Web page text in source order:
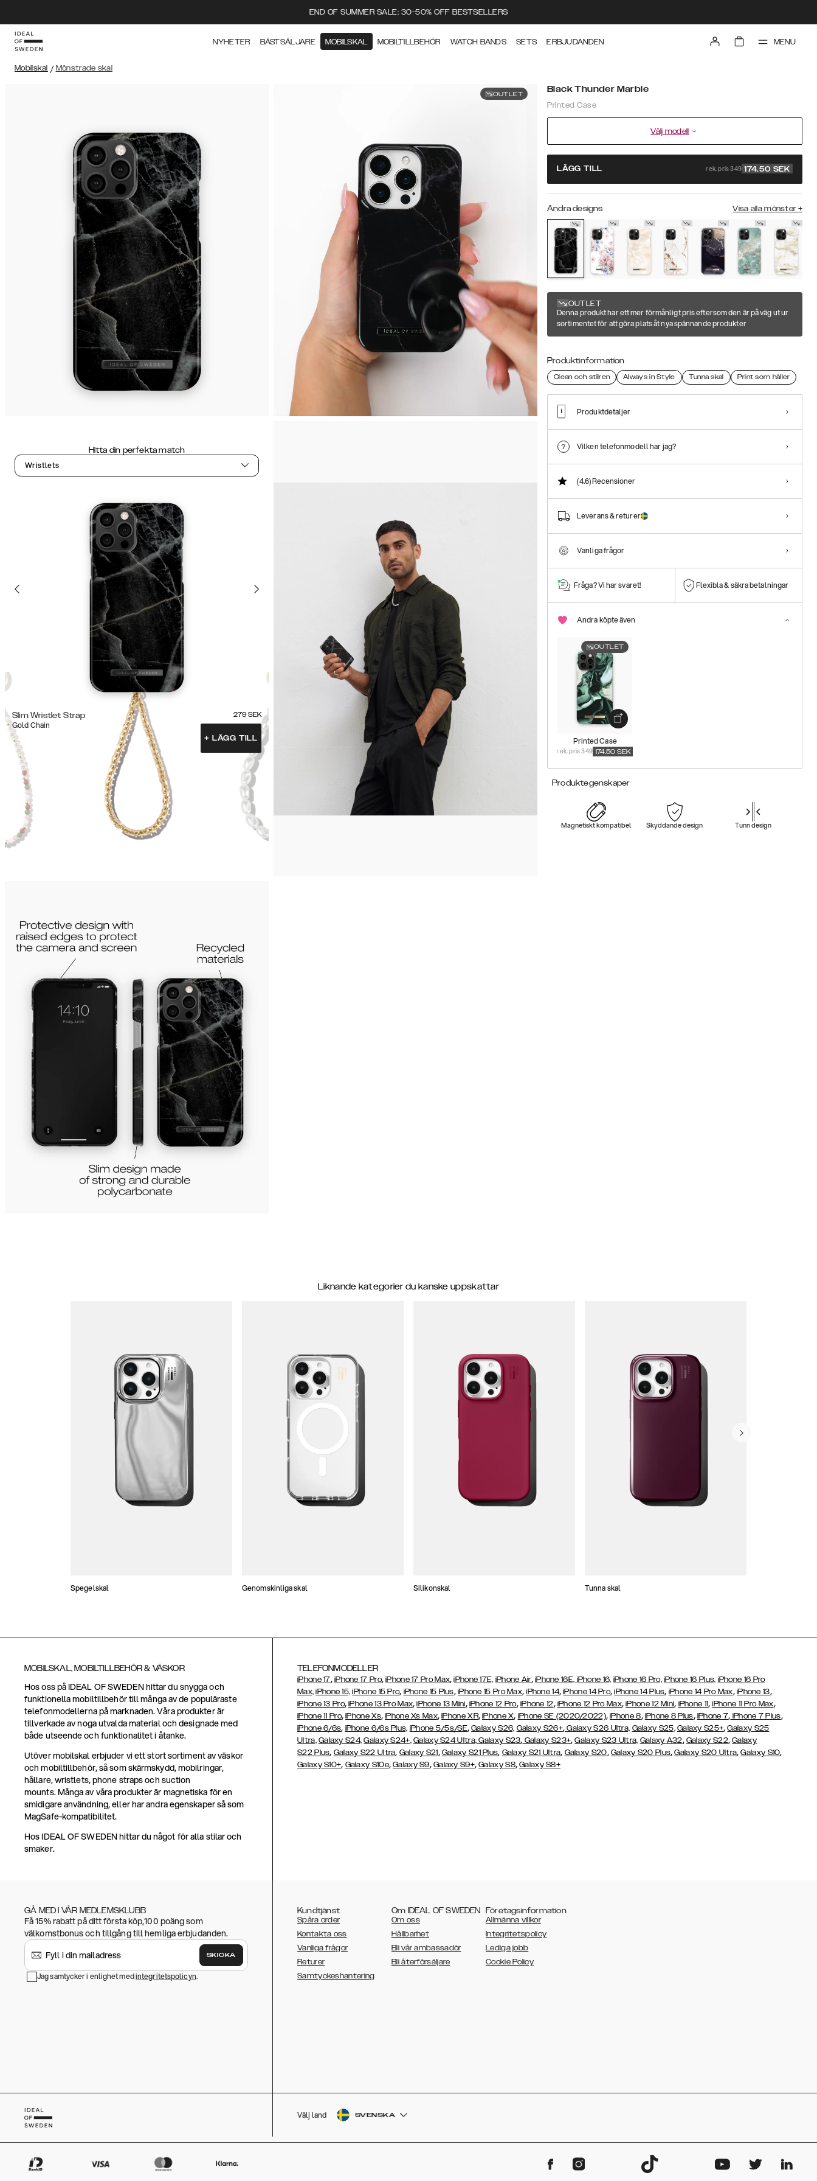
END OF SUMMER SALE: 30-50% OFF BESTSELLERS
NYHETER BÄSTSÄLJARE MOBILSKAL MOBILTILLBEHÖR WATCH BANDS SETS ERBJUDANDEN MENU
Mobilskal / Mönstrade skal
OUTLET
Hitta din perfekta match
Wristlets
Slim Wristlet Strap
Gold Chain
279 SEK
+ LÄGG TILL
Black Thunder Marble
Printed Case
Välj modell
LÄGG TILL rek. pris 349 174.50 SEK
Andra designs Visa alla mönster +
OUTLET
Denna produkt har ett mer förmånligt pris eftersom den är på väg ut ur
sortimentet för att göra plats åt nya spännande produkter
Produktinformation
Clean och stilren Always in Style Tunna skal Print som håller
Produktdetaljer
Vilken telefonmodell har jag?
(4.6)Recensioner
Leverans & returer
Vanliga frågor
Fråga? Vi har svaret! Flexibla & säkra betalningar
Andra köpte även
OUTLET
Printed Case
rek. pris 349 174.50 SEK
Produktegenskaper
Magnetiskt kompatibel Skyddande design Tunn design
Liknande kategorier du kanske uppskattar
Spegelskal Genomskinliga skal Silikonskal Tunna skal
MOBILSKAL, MOBILTILLBEHÖR & VÄSKOR
Hos oss på IDEAL OF SWEDEN hittar du snygga och
funktionella mobiltillbehör till många av de populäraste
telefonmodellerna på marknaden. Våra produkter är
tillverkade av noga utvalda material och designade med
både utseende och funktionalitet i åtanke.
Utöver mobilskal erbjuder vi ett stort sortiment av väskor
och mobiltillbehör, så som skärmskydd, mobilringar,
hållare, wristlets, phone straps och suction
mounts. Många av våra produkter är magnetiska för en
smidigare användning, eller har andra egenskaper så som
MagSafe-kompatibilitet.
Hos IDEAL OF SWEDEN hittar du något för alla stilar och
smaker.
TELEFONMODELLER
iPhone 17, iPhone 17 Pro,iPhone 17 Pro Max,iPhone 17E, iPhone Air, iPhone 16E, iPhone 16, iPhone 16 Pro, iPhone 16 Plus, iPhone 16 Pro
Max, iPhone 15, iPhone 15 Pro, iPhone 15 Plus, iPhone 15 Pro Max,iPhone 14,iPhone 14 Pro,iPhone 14 Plus, iPhone 14 Pro Max, iPhone 13,
iPhone 13 Pro,iPhone 13 Pro Max,iPhone 13 Mini, iPhone 12 Pro, iPhone 12, iPhone 12 Pro Max,iPhone 12 Mini, iPhone 11,iPhone 11 Pro Max,
iPhone 11 Pro,iPhone Xs,iPhone Xs Max,iPhone XR,iPhone X, iPhone SE (2020/2022),iPhone 8, iPhone 8 Plus, iPhone 7, iPhone 7 Plus,
iPhone 6/6s, iPhone 6/6s Plus, iPhone 5/5s/SE,Galaxy S26, Galaxy S26+,Galaxy S26 Ultra, Galaxy S25, Galaxy S25+,Galaxy S25
Ultra, Galaxy S24, Galaxy S24+, Galaxy S24 Ultra, Galaxy S23, Galaxy S23+,Galaxy S23 Ultra, Galaxy A32, Galaxy S22,Galaxy
S22 Plus, Galaxy S22 Ultra, Galaxy S21, Galaxy S21 Plus, Galaxy S21 Ultra, Galaxy S20, Galaxy S20 Plus,Galaxy S20 Ultra,Galaxy S10,
Galaxy S10+, Galaxy S10e,Galaxy S9, Galaxy S9+,Galaxy S8,Galaxy S8+
GÅ MED I VÅR MEDLEMSKLUBB
Få 15% rabatt på ditt första köp,100 poäng som
välkomstbonus och tillgång till hemliga erbjudanden.
SKICKA
Jag samtycker i enlighet medintegritetspolicyn.
Kundtjänst
Spåra order
Kontakta oss
Vanliga frågor
Returer
Samtyckeshantering
Om IDEAL OF SWEDEN
Om oss
Hållbarhet
Bli vår ambassadör
Bli återförsäljare
Företagsinformation
Allmänna villkor
Integritetspolicy
Lediga jobb
Cookie Policy
Välj land SVENSKA
AUSTRALIA
ESPAÑOL